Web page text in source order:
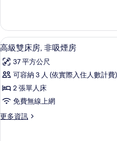
[non-
smoking])
的
所
有
相
片
room,
Non-
smoking
Suite
[non-
的
詳
顯
示
高
級
雙
床
房,
11
高級雙床房, 非吸煙房
37 平方公尺
可容納 3 人 (依實際入住人數計費)
2 張單人床
免費無線上網
更多資訊
更